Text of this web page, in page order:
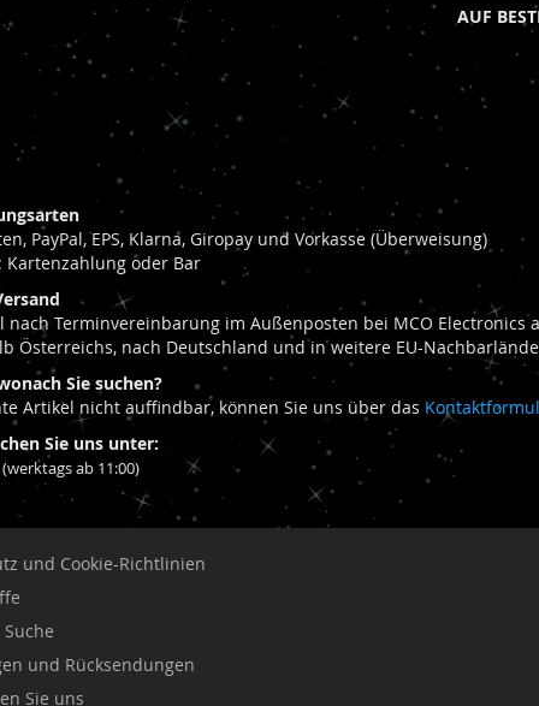
AUF
PayPal, EPS, Klarna, Giropay und Vorkasse (Überweisung)
Kartenzahlung oder Bar
Terminvereinbarung im Außenposten bei MCO Electronics
Österreichs, nach Deutschland und in weitere EU-
Sie suchen?
Artikel nicht auffindbar, können Sie uns über das
Sie uns unter:
(werktags ab 11:00)
und Cookie-Richtlinien
und Rücksendungen
Sie uns